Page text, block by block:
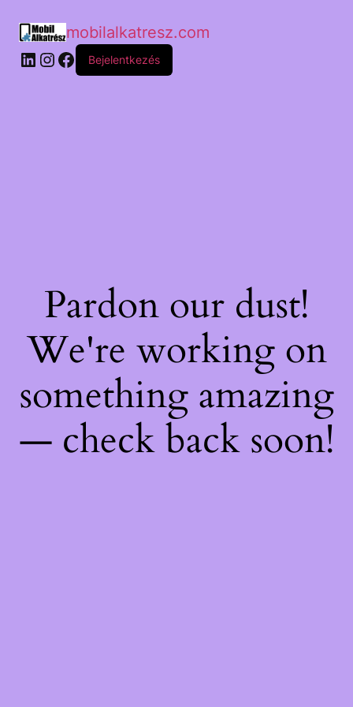
mobilalkatresz.com
Bejelentkezés
Pardon our dust!
We're working on
something amazing
— check back soon!